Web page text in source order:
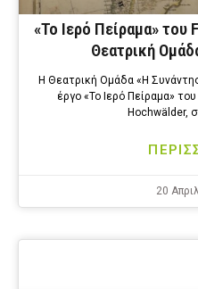
«Το Ιερό Πείραμα»
Θεατρική
Η Θεατρική Ομάδα «Η
έργο «Το Ιερό Πείραμα»
Hochwälder,
20